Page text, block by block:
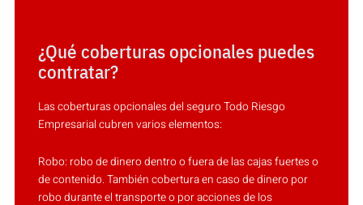
¿Qué coberturas opcionales puedes
contratar?
Las coberturas opcionales del seguro Todo Riesgo
Empresarial cubren varios elementos:
Robo: robo de dinero dentro o fuera de las cajas fuertes o
de contenido. También cobertura en caso de dinero por
robo durante el transporte o por acciones de los